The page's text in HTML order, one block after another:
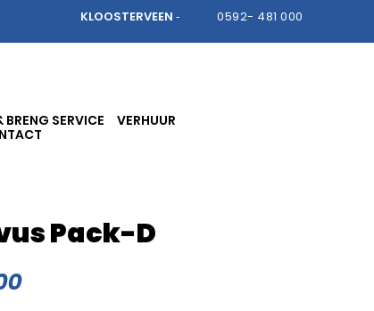
KLOOSTERVEEN - 0592- 481 000
SERVICE
VERHUUR
Pack-D
Prijs